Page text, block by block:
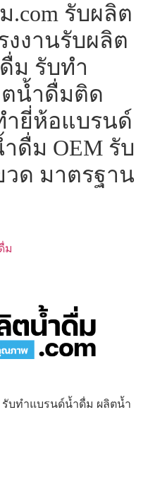
.com รับผลิต
งานรับผลิต
ม รับทำ
น้ำดื่มติด
ยี่ห้อแบรนด์
ดื่ม OEM รับ
ด มาตรฐาน
ม
บทำแบรนด์น้ำดื่ม ผลิตน้ำ